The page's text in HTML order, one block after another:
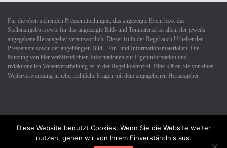
Für die oben stehenden Pressemitteilungen, das angezeigte Event bzw. das
Stellenangebot sowie für das angezeigte Bild- und Tonmaterial ist allein der jeweils
angegebene Herausgeber verantwortlich. Dieser ist in der Regel auch Urheber der
Pressetexte sowie der angehängten Bild-, Ton- und Informationsmaterialien. Die
Nutzung von hier veröffentlichten Informationen zur Eigeninformation und
redaktionellen Weiterverarbeitung ist in der Regel kostenfrei. Bitte klären Sie vor einer
Weiterverwendung urheberrechtliche Fragen mit dem angegebenen Herausgeber.
Datenschutzerklärung Impressum Kontakt
Diese Website benutzt Cookies. Wenn Sie die Website weiter
nutzen, gehen wir von Ihrem Einverständnis aus.